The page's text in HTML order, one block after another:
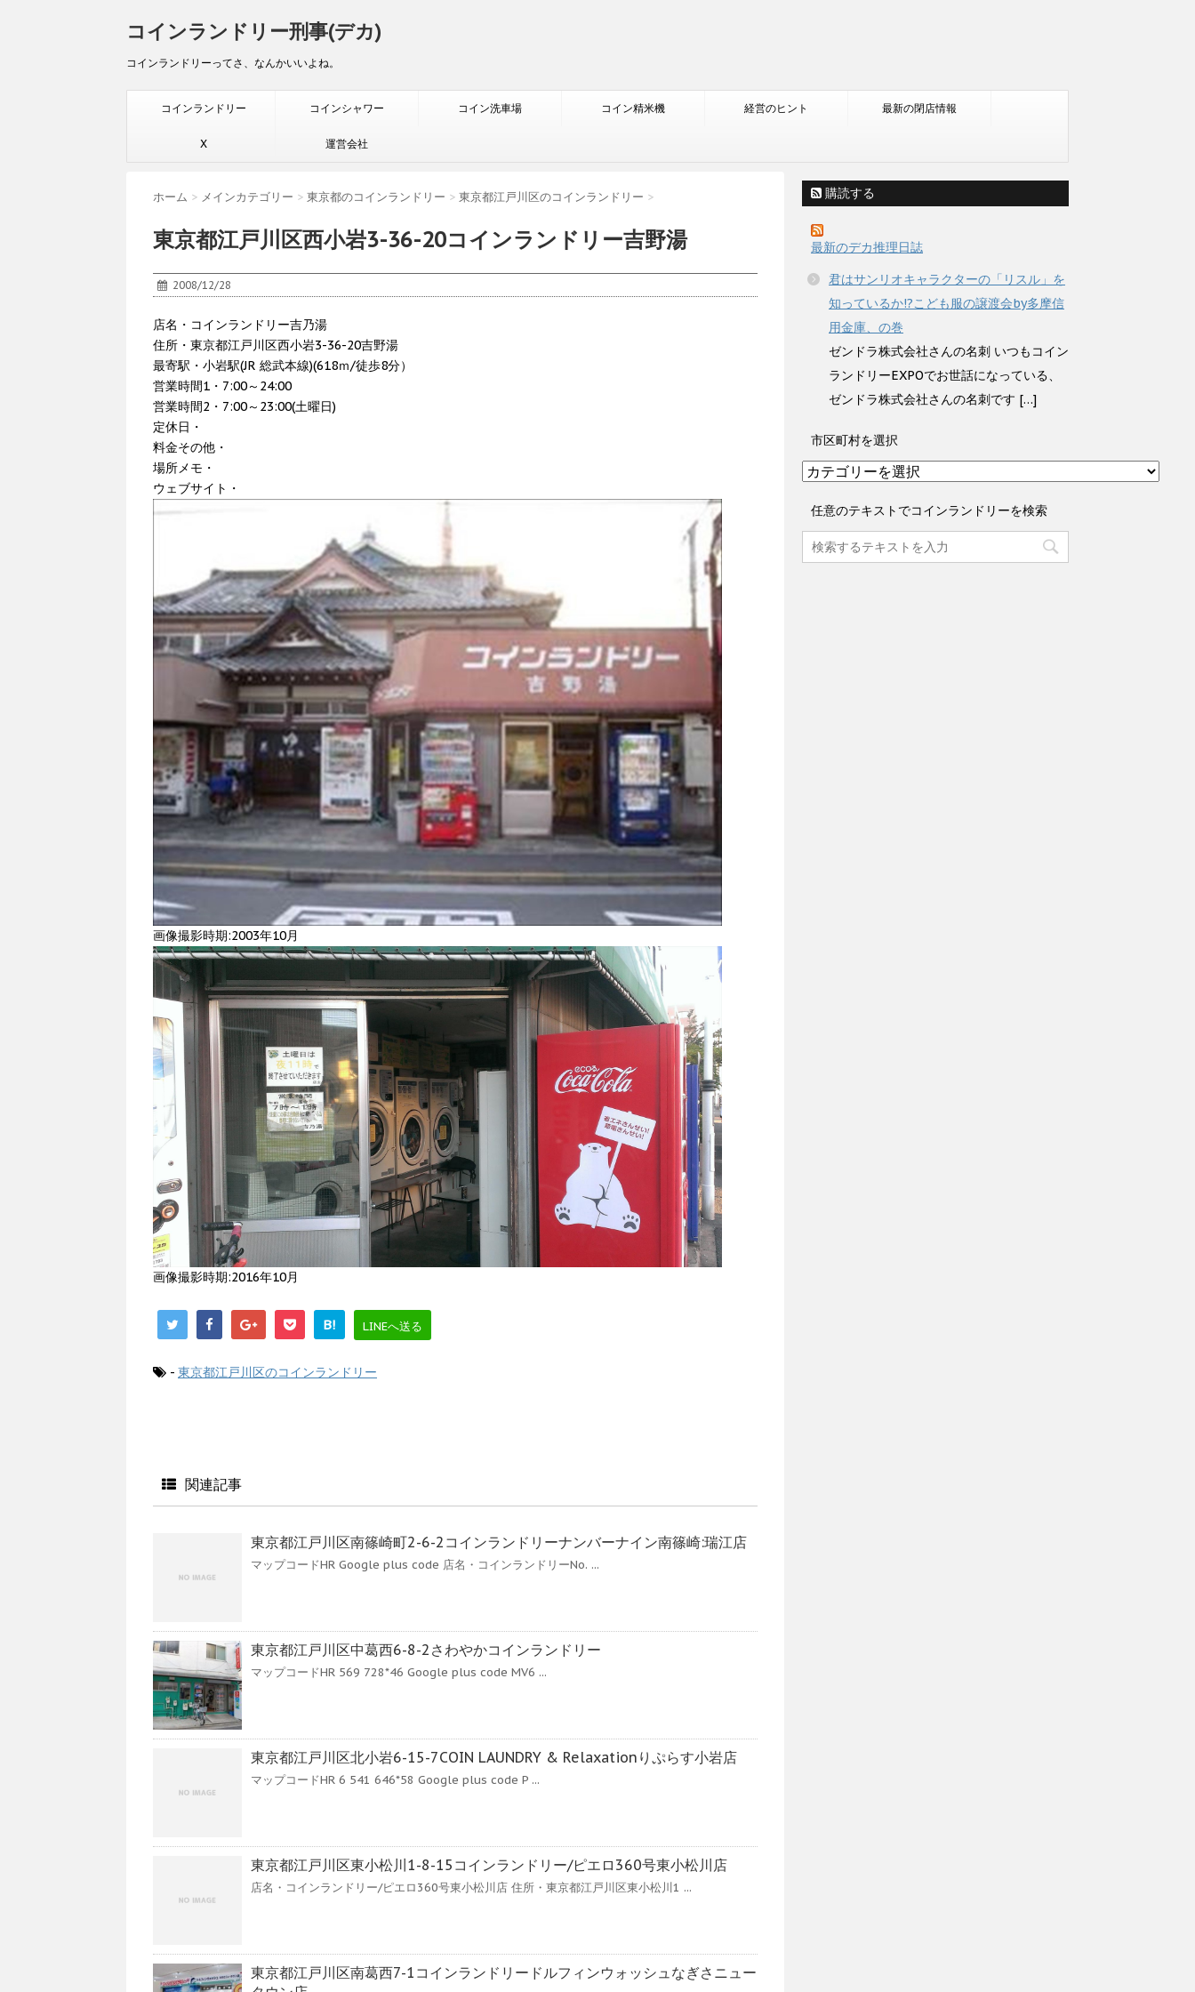
コインランドリー刑事(デカ)
コインランドリーってさ、なんかいいよね。
コインランドリー コインシャワー コイン洗車場 コイン精米機 経営のヒント 最新の閉店情報
X 運営会社
ホーム > メインカテゴリー > 東京都のコインランドリー > 東京都江戸川区のコインランドリー >
東京都江戸川区西小岩3-36-20コインランドリー吉野湯
2008/12/28
店名・コインランドリー吉乃湯
住所・東京都江戸川区西小岩3-36-20吉野湯
最寄駅・小岩駅(JR 総武本線)(618ｍ/徒歩8分）
営業時間1・7:00～24:00
営業時間2・7:00～23:00(土曜日)
定休日・
料金その他・
場所メモ・
ウェブサイト・
画像撮影時期:2003年10月
画像撮影時期:2016年10月
B! LINEへ送る
- 東京都江戸川区のコインランドリー
関連記事
東京都江戸川区南篠崎町2-6-2コインランドリーナンバーナイン南篠崎:瑞江店
マップコードHR Google plus code 店名・コインランドリーNo. ...
東京都江戸川区中葛西6-8-2さわやかコインランドリー
マップコードHR 569 728*46 Google plus code MV6 ...
東京都江戸川区北小岩6-15-7COIN LAUNDRY & Relaxationりぷらす小岩店
マップコードHR 6 541 646*58 Google plus code P ...
東京都江戸川区東小松川1-8-15コインランドリー/ピエロ360号東小松川店
店名・コインランドリー/ピエロ360号東小松川店 住所・東京都江戸川区東小松川1 ...
東京都江戸川区南葛西7-1コインランドリードルフィンウォッシュなぎさニュー
購読する
最新のデカ推理日誌
君はサンリオキャラクターの「リスル」を
知っているか!?こども服の譲渡会by多摩信
用金庫、の巻
ゼンドラ株式会社さんの名刺 いつもコイン
ランドリーEXPOでお世話になっている、
ゼンドラ株式会社さんの名刺です […]
市区町村を選択
市
町
村
を
選
任意のテキストでコインランドリーを検索